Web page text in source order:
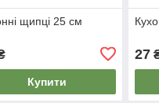
щипці 25 см
Купити
27